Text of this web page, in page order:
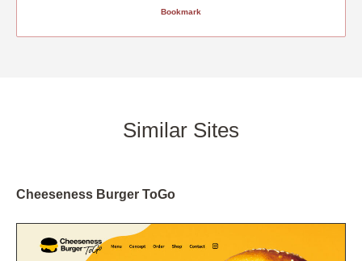
Bookmark
Similar Sites
Cheeseness Burger ToGo